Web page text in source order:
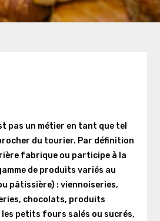
pas un métier en tant que tel
du tourier. Par définition
fabrique ou participe à la
de produits variés au
pâtissière) : viennoiseries,
chocolats, produits
petits fours salés ou sucrés,